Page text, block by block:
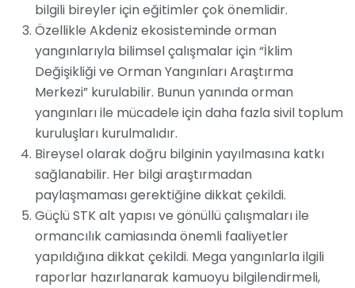
bilgili bireyler için eğitimler çok önemlidir.
Özellikle Akdeniz ekosisteminde orman
yangınlarıyla bilimsel çalışmalar için “İklim
Değişikliği ve Orman Yangınları Araştırma
Merkezi” kurulabilir. Bunun yanında orman
yangınları ile mücadele için daha fazla sivil toplum
kuruluşları kurulmalıdır.
Bireysel olarak doğru bilginin yayılmasına katkı
sağlanabilir. Her bilgi araştırmadan
paylaşmaması gerektiğine dikkat çekildi.
Güçlü STK alt yapısı ve gönüllü çalışmaları ile
ormancılık camiasında önemli faaliyetler
yapıldığına dikkat çekildi. Mega yangınlarla ilgili
raporlar hazırlanarak kamuoyu bilgilendirmeli,